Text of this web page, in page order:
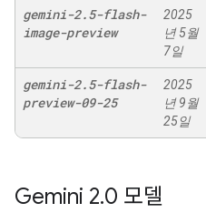
gemini-2.5-flash-
image-preview
2025
년 5월
7일
gemini-2.5-flash-
preview-09-25
2025
년 9월
25일
Gemini 2.0 모델